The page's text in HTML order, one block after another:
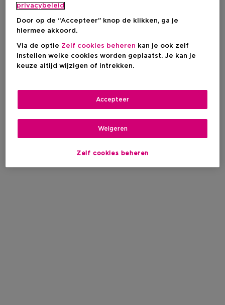
privacybeleid
Door op de “Accepteer” knop de klikken, ga je
hiermee akkoord.
Via de optie Zelf cookies beheren kan je ook zelf
instellen welke cookies worden geplaatst. Je kan je
keuze altijd wijzigen of intrekken.
Zelf cookies beheren
Weigeren
Accepteer